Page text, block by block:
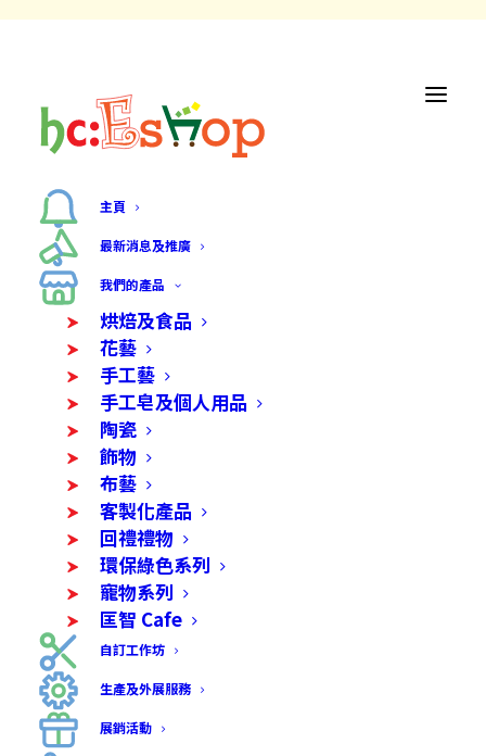
主頁
最新消息及推廣
我們的產品
烘焙及食品
花藝
手工藝
手工皂及個人用品
陶瓷
飾物
布藝
客製化產品
回禮禮物
環保綠色系列
寵物系列
匡智 Cafe
自訂工作坊
生產及外展服務
展銷活動